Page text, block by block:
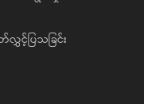
ပြသခြင်း